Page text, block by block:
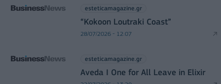
esteticamagazine.gr
“Kokoon Loutraki Coast”
28/07/2026 - 12:07
esteticamagazine.gr
Aveda I One for All Leave in Elixir